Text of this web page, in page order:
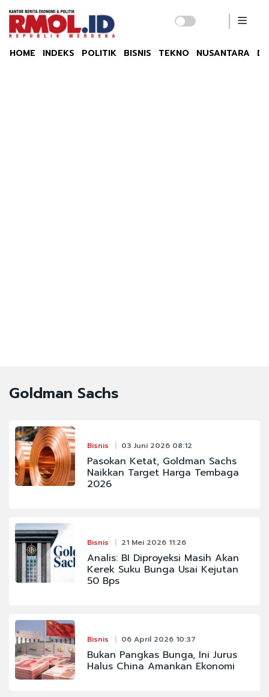
HOME INDEKS POLITIK BISNIS TEKNO NUSANTARA
Goldman Sachs
Bisnis 03 Juni 2026 08:12
Pasokan Ketat, Goldman Sachs
Naikkan Target Harga Tembaga
2026
Bisnis 21 Mei 2026 11:26
Analis: BI Diproyeksi Masih Akan
Kerek Suku Bunga Usai Kejutan
50 Bps
Bisnis 06 April 2026 10:37
Bukan Pangkas Bunga, Ini Jurus
Halus China Amankan Ekonomi